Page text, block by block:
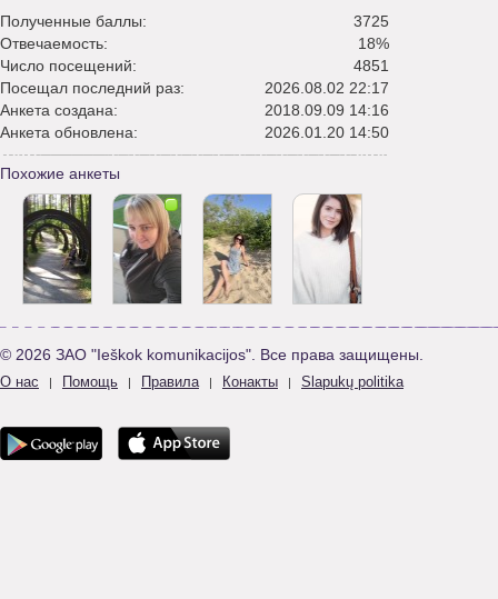
Полученные баллы:
3725
Отвечаемость:
18%
Число посещений:
4851
Посещал последний раз:
2026.08.02 22:17
Анкета создана:
2018.09.09 14:16
Анкета обновлена:
2026.01.20 14:50
Похожие анкеты
© 2026 ЗАО "Ieškok komunikacijos". Все права защищены.
О нас | Помощь | Правила | Конакты | Slapukų politika